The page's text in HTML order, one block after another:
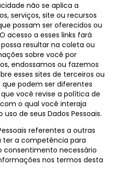
não se aplica a
serviços, site ou recursos
possam ser oferecidos ou
acesso a esses links fará
resultar na coleta ou
sobre você por
endossamos ou fazemos
esses sites de terceiros ou
podem ser diferentes
você revise a política de
o qual você interaja
de seus Dados Pessoais.
referentes a outras
ter a competência para
consentimento necessário
nos termos desta